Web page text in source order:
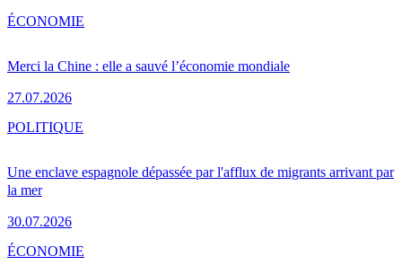
Merci la Chine : elle a sauvé l’économie mondiale
27.07.2026
ÉCONOMIE
Une enclave espagnole dépassée par l'afflux de migrants arrivant par
la mer
30.07.2026
POLITIQUE
ÉCONOMIE